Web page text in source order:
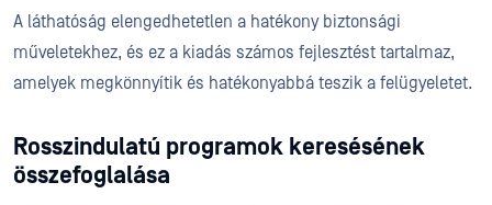
A láthatóság elengedhetetlen a hatékony biztonsági
műveletekhez, és ez a kiadás számos fejlesztést tartalmaz,
amelyek megkönnyítik és hatékonyabbá teszik a felügyeletet.
Rosszindulatú programok keresésének
összefoglalása